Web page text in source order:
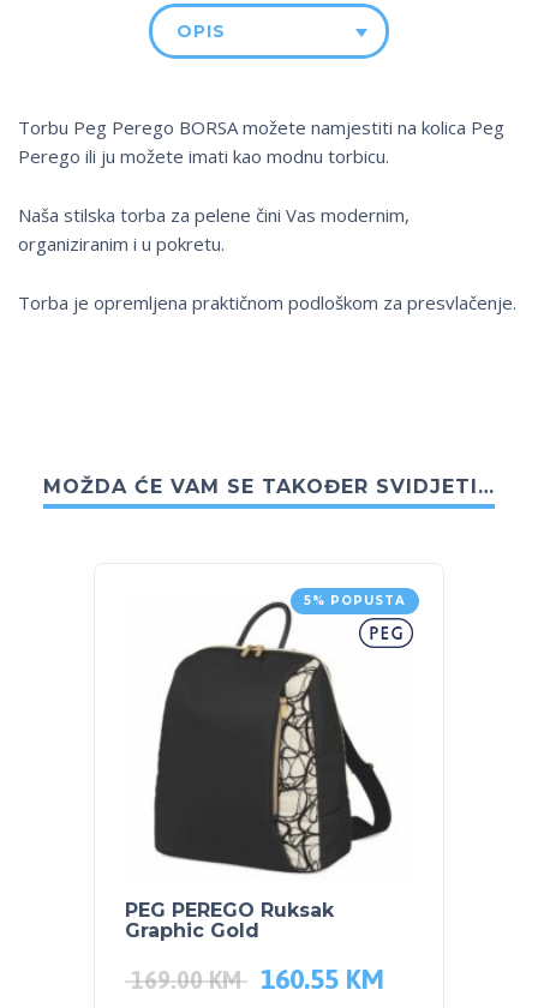
OPIS
Torbu Peg Perego BORSA možete namjestiti na kolica Peg
Perego ili ju možete imati kao modnu torbicu.
Naša stilska torba za pelene čini Vas modernim,
organiziranim i u pokretu.
Torba je opremljena praktičnom podloškom za presvlačenje.
MOŽDA ĆE VAM SE TAKOĐER SVIDJETI…
5% POPUSTA
PEG PEREGO Ruksak
Graphic Gold
169.00KM 160.55 KM